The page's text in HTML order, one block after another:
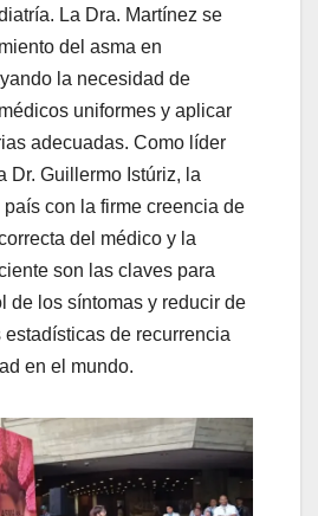
La Dra. Martínez se
del asma en
la necesidad de
uniformes y aplicar
adecuadas. Como líder
Dr. Guillermo Istúriz, la
con la firme creencia de
del médico y la
son las claves para
de los síntomas y reducir de
de recurrencia
en el mundo.